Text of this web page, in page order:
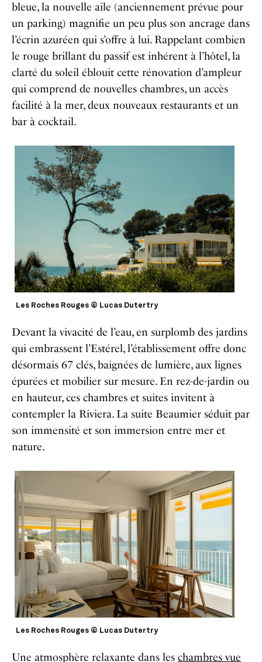
bleue, la nouvelle aile (anciennement prévue pour
un parking) magnifie un peu plus son ancrage dans
l’écrin azuréen qui s’offre à lui. Rappelant combien
le rouge brillant du passif est inhérent à l’hôtel, la
clarté du soleil éblouit cette rénovation d’ampleur
qui comprend de nouvelles chambres, un accès
facilité à la mer, deux nouveaux restaurants et un
bar à cocktail.
Les Roches Rouges © Lucas Dutertry
Devant la vivacité de l’eau, en surplomb des jardins
qui embrassent l’Estérel, l’établissement offre donc
désormais 67 clés, baignées de lumière, aux lignes
épurées et mobilier sur mesure. En rez-de-jardin ou
en hauteur, ces chambres et suites invitent à
contempler la Riviera. La suite Beaumier séduit par
son immensité et son immersion entre mer et
nature.
Les Roches Rouges © Lucas Dutertry
Une atmosphère relaxante dans les chambres vue